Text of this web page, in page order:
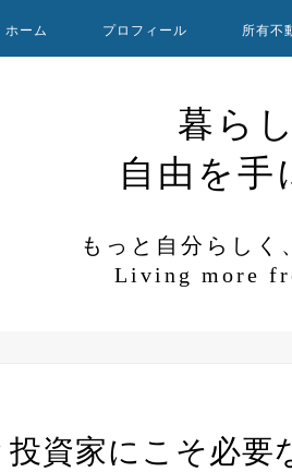
ホーム プロフィール 所有不
暮ら
自由を手
もっと自分らしく
Living more
資家にこそ必要